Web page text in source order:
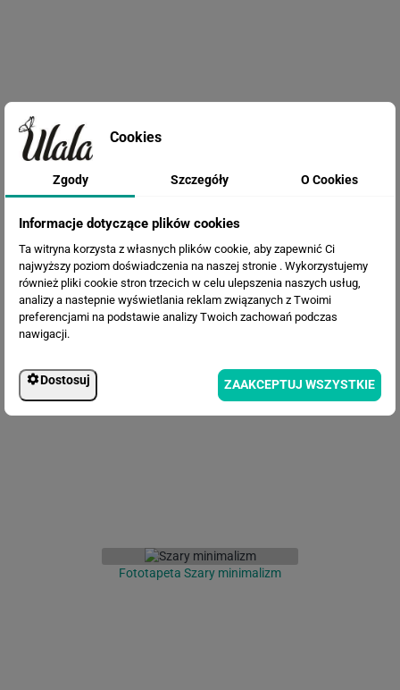
Fototapeta Szary minimalizm
Cookies
Zgody Szczegóły O Cookies
Informacje dotyczące plików cookies
Ta witryna korzysta z własnych plików cookie, aby zapewnić Ci
najwyższy poziom doświadczenia na naszej stronie . Wykorzystujemy
również pliki cookie stron trzecich w celu ulepszenia naszych usług,
analizy a nastepnie wyświetlania reklam związanych z Twoimi
preferencjami na podstawie analizy Twoich zachowań podczas
nawigacji.
Dostosuj ZAAKCEPTUJ WSZYSTKIE